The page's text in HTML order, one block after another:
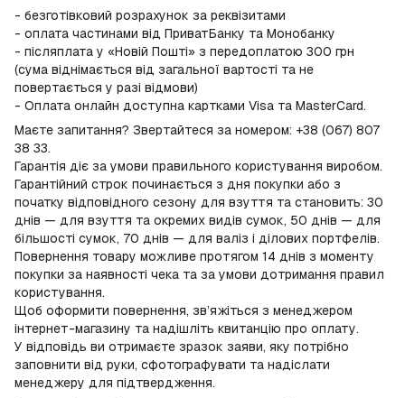
- безготівковий розрахунок за реквізитами
- оплата частинами від ПриватБанку та Монобанку
- післяплата у «Новій Пошті» з передоплатою 300 грн
(сума віднімається від загальної вартості та не
повертається у разі відмови)
- Оплата онлайн доступна картками Visa та MasterCard.
Маєте запитання? Звертайтеся за номером: +38 (067) 807
38 33.
Гарантія діє за умови правильного користування виробом.
Гарантійний строк починається з дня покупки або з
початку відповідного сезону для взуття та становить: 30
днів — для взуття та окремих видів сумок, 50 днів — для
більшості сумок, 70 днів — для валіз і ділових портфелів.
Повернення товару можливе протягом 14 днів з моменту
покупки за наявності чека та за умови дотримання правил
користування.
Щоб оформити повернення, зв’яжіться з менеджером
інтернет-магазину та надішліть квитанцію про оплату.
У відповідь ви отримаєте зразок заяви, яку потрібно
заповнити від руки, сфотографувати та надіслати
менеджеру для підтвердження.